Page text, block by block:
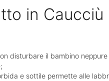
in Caucciù
disturbare il bambino
e sottile permette alle